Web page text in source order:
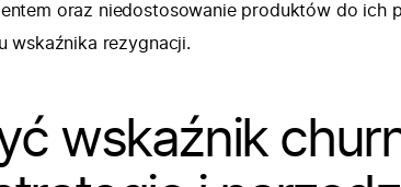
oraz niedostosowanie produktów do ich
wskaźnika rezygnacji.
wskaźnik